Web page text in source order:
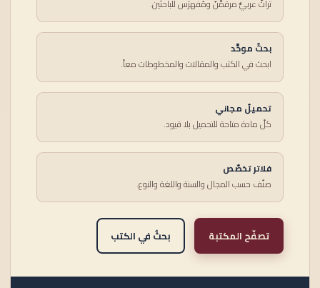
تراثٌ عربيٌّ مرقمَّنٌ ومُفهرَس للباحثين.
بحثٌ موحَّد
ابحث في الكتب والمقالات والمخطوطات معاً.
تحميلٌ مجاني
كلّ مادة متاحة للتحميل بلا قيود.
فلاتر تخصّص
صنّف حسب المجال والسنة واللغة والنوع.
تصفّح المكتبة بحثٌ في الكتب